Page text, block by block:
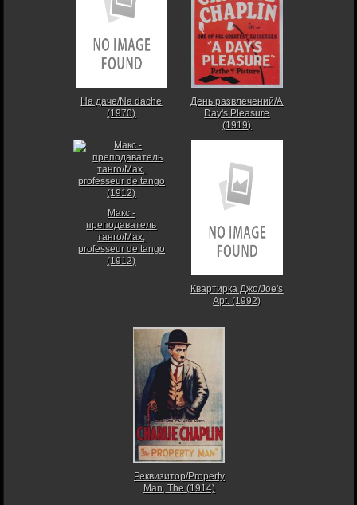
На даче/Na dache
(1970)
День развлечений/A
Day's Pleasure
(1919)
Макс -
преподаватель
танго/Max,
professeur de tango
(1912)
Квартирка Джо/Joe's
Apt. (1992)
Реквизитор/Property
Man, The (1914)